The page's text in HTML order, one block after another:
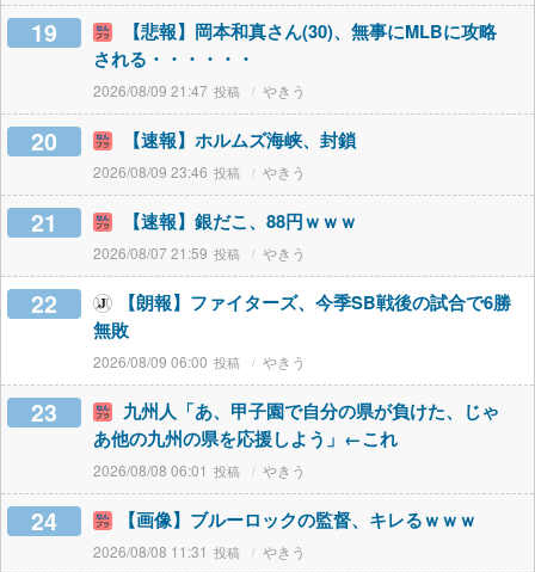
19
【悲報】岡本和真さん(30)、無事にMLBに攻略
される・・・・・・
2026/08/09 21:47 やきう
20 【速報】ホルムズ海峡、封鎖
2026/08/09 23:46 やきう
21 【速報】銀だこ、88円ｗｗｗ
2026/08/07 21:59 やきう
22
【朗報】ファイターズ、今季SB戦後の試合で6勝
無敗
2026/08/09 06:00 やきう
23
九州人「あ、甲子園で自分の県が負けた、じゃ
あ他の九州の県を応援しよう」←これ
2026/08/08 06:01 やきう
24 【画像】ブルーロックの監督、キレるｗｗｗ
2026/08/08 11:31 やきう